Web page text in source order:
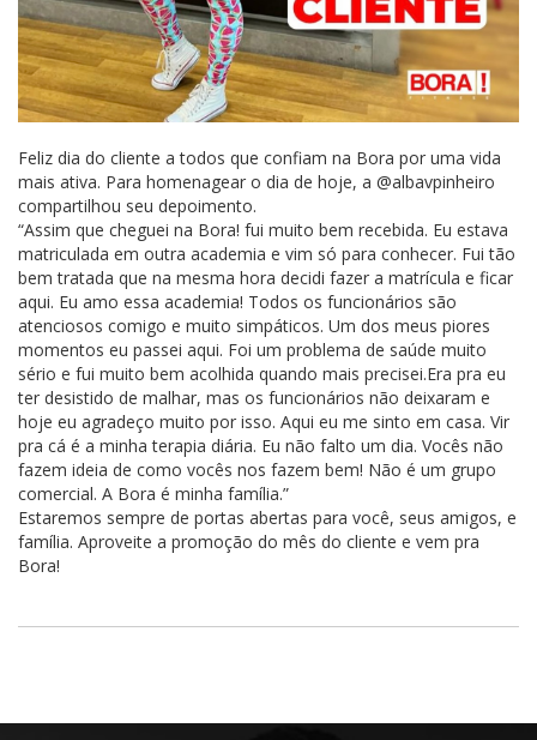
Feliz dia do cliente a todos que confiam na Bora por uma vida
mais ativa. Para homenagear o dia de hoje, a @albavpinheiro
compartilhou seu depoimento.
“Assim que cheguei na Bora! fui muito bem recebida. Eu estava
matriculada em outra academia e vim só para conhecer. Fui tão
bem tratada que na mesma hora decidi fazer a matrícula e ficar
aqui. Eu amo essa academia! Todos os funcionários são
atenciosos comigo e muito simpáticos. Um dos meus piores
momentos eu passei aqui. Foi um problema de saúde muito
sério e fui muito bem acolhida quando mais precisei.Era pra eu
ter desistido de malhar, mas os funcionários não deixaram e
hoje eu agradeço muito por isso. Aqui eu me sinto em casa. Vir
pra cá é a minha terapia diária. Eu não falto um dia. Vocês não
fazem ideia de como vocês nos fazem bem! Não é um grupo
comercial. A Bora é minha família.”
Estaremos sempre de portas abertas para você, seus amigos, e
família. Aproveite a promoção do mês do cliente e vem pra
Bora!